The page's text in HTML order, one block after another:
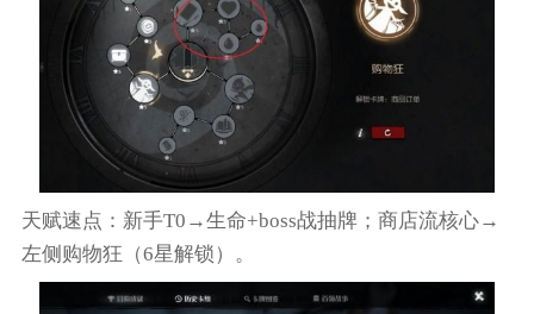
天赋速点：新手T0→生命+boss战抽牌；商店流核心→
左侧购物狂（6星解锁）。